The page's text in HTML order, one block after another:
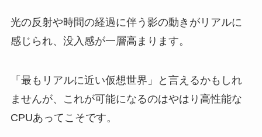
光の反射や時間の経過に伴う影の動きがリアルに
感じられ、没入感が一層高まります。
「最もリアルに近い仮想世界」と言えるかもしれ
ませんが、これが可能になるのはやはり高性能な
CPUあってこそです。